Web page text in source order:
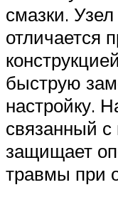
смазки.
отличается
быструю
настройку.
связанный
защищает
травмы при